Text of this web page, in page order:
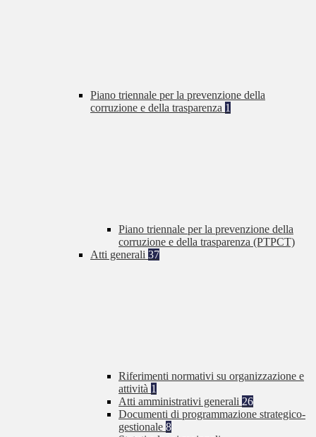
Piano triennale per la prevenzione della
corruzione e della trasparenza 1
Piano triennale per la prevenzione della
corruzione e della trasparenza (PTPCT)
Atti generali 37
Riferimenti normativi su organizzazione e
attività 1
Atti amministrativi generali 26
Documenti di programmazione strategico-
gestionale 8